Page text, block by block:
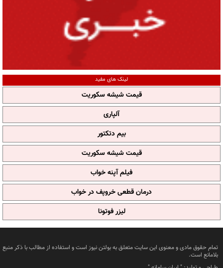
لینک های مفید
قیمت شیشه سکوریت
آلپاری
بیم دتکتور
قیمت شیشه سکوریت
فیلم آپنه خواب
درمان قطعی خروپف در خواب
لیزر فوتونا
تمام حقوق مادی و معنوی این سایت متعلق به بولتن نیوز است و استفاده از مطالب با ذکر منبع
بلامانع است.